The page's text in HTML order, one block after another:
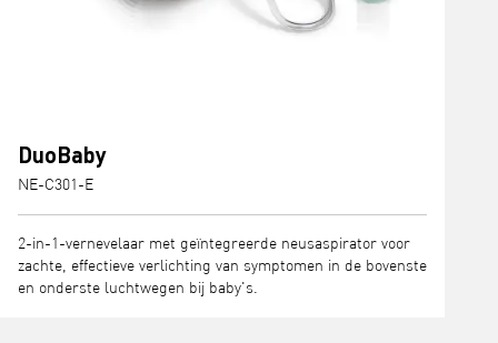
DuoBaby
NE-C301-E
2-in-1-vernevelaar met geïntegreerde neusaspirator voor
zachte, effectieve verlichting van symptomen in de bovenste
en onderste luchtwegen bij baby's.